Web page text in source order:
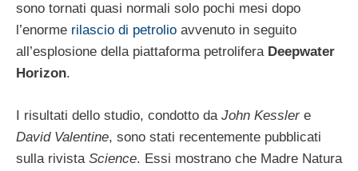
sono tornati quasi normali solo pochi mesi dopo
l’enorme rilascio di petrolio avvenuto in seguito
all’esplosione della piattaforma petrolifera Deepwater
Horizon.
I risultati dello studio, condotto da John Kesslere
David Valentine, sono stati recentemente pubblicati
sulla rivista Science. Essi mostrano che Madre Natura